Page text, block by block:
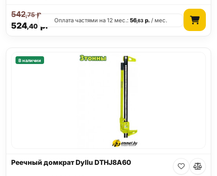
524,40р.
542,75р.
Оплата частями на 12 мес.:56,63 р. / мес.
В наличии
Реечный домкрат Dyllu DTHJ8A60